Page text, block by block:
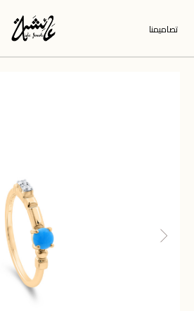
تصاميمنا